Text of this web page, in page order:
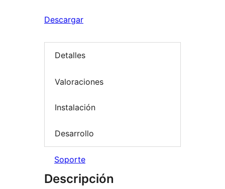
Descargar
Detalles
Valoraciones
Instalación
Desarrollo
Soporte
Descripción